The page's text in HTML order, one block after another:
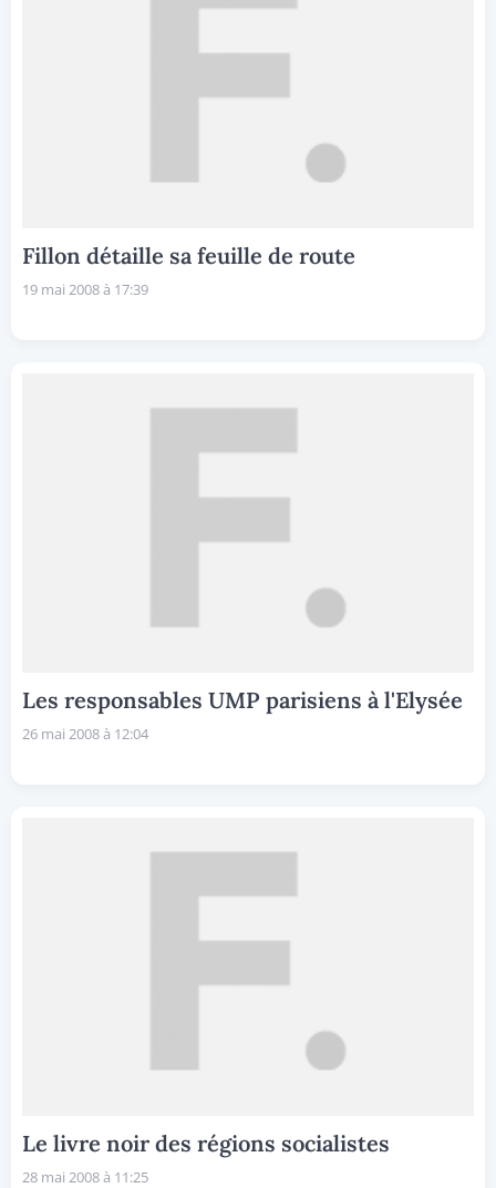
Fillon détaille sa feuille de route
19 mai 2008 à 17:39
Les responsables UMP parisiens à l'Elysée
26 mai 2008 à 12:04
Le livre noir des régions socialistes
28 mai 2008 à 11:25